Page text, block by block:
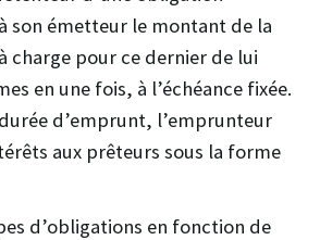
son émetteur le montant de la
charge pour ce dernier de lui
en une fois, à l’échéance fixée.
d’emprunt, l’emprunteur
aux prêteurs sous la forme
d’obligations en fonction de